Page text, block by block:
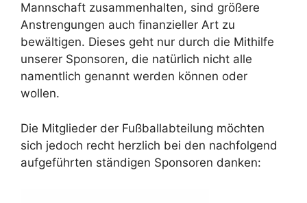
Mannschaft zusammenhalten, sind größere
Anstrengungen auch finanzieller Art zu
bewältigen. Dieses geht nur durch die Mithilfe
unserer Sponsoren, die natürlich nicht alle
namentlich genannt werden können oder
wollen.
Die Mitglieder der Fußballabteilung möchten
sich jedoch recht herzlich bei den nachfolgend
aufgeführten ständigen Sponsoren danken: